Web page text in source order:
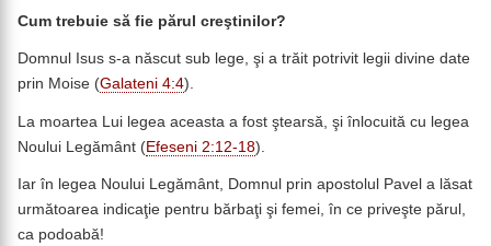
Cum trebuie să fie părul creştinilor?
Domnul Isus s-a născut sub lege, şi a trăit potrivit legii divine date
prin Moise (Galateni 4:4).
La moartea Lui legea aceasta a fost ştearsă, şi înlocuită cu legea
Noului Legământ (Efeseni 2:12-18).
Iar în legea Noului Legământ, Domnul prin apostolul Pavel a lăsat
următoarea indicaţie pentru bărbaţi şi femei, în ce priveşte părul,
ca podoabă!